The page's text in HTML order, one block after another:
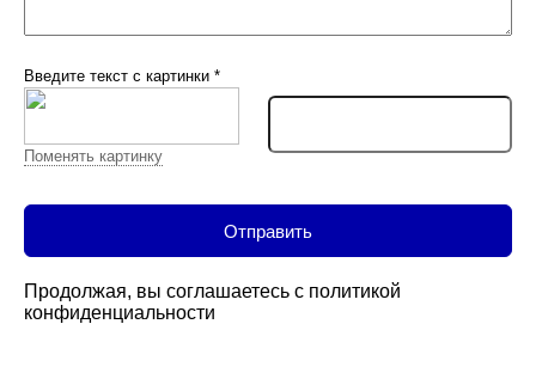
Введите текст с картинки *
Поменять картинку
Продолжая, вы соглашаетесь с политикой
конфиденциальности